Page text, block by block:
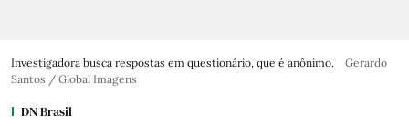
Investigadora busca respostas em questionário, que é anônimo.
Gerardo
Santos / Global Imagens
DN Brasil